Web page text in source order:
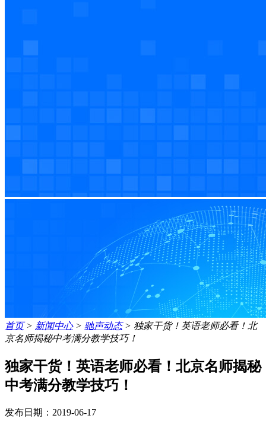
首页> 新闻中心> 驰声动态> 独家干货！英语老师必看！北
京名师揭秘中考满分教学技巧！
独家干货！英语老师必看！北京名师揭秘
中考满分教学技巧！
发布日期：2019-06-17